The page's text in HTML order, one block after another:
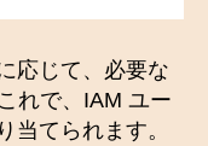
応じて、必要な
れで、IAM ユー
当てられます。